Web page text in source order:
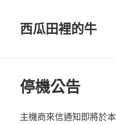
西瓜田裡的牛
停機公告
主機商來信通知即將於